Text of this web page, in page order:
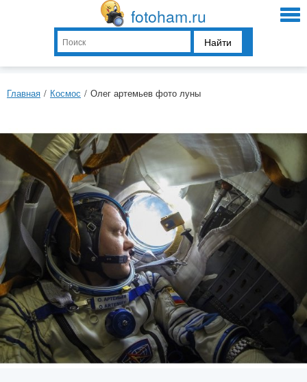
fotoham.ru
Найти
Главная / Космос / Олег артемьев фото луны